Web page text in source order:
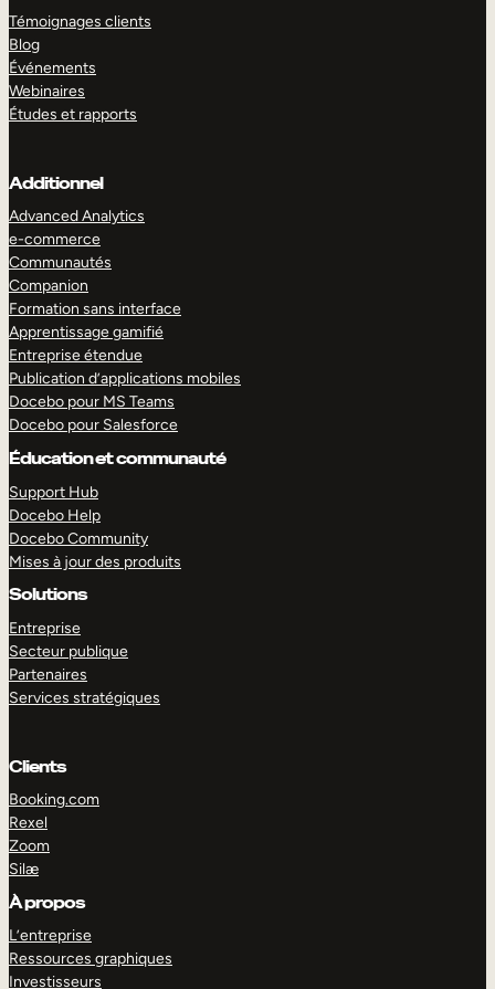
Témoignages clients
Blog
Événements
Webinaires
Études et rapports
Additionnel
Advanced Analytics
e-commerce
Communautés
Companion
Formation sans interface
Apprentissage gamifié
Entreprise étendue
Publication d’applications mobiles
Docebo pour MS Teams
Docebo pour Salesforce
Éducation et communauté
Support Hub
Docebo Help
Docebo Community
Mises à jour des produits
Solutions
Entreprise
Secteur publique
Partenaires
Services stratégiques
Clients
Booking.com
Rexel
Zoom
Silæ
À propos
L’entreprise
Ressources graphiques
Investisseurs